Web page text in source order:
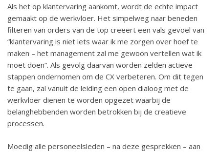
Als het op klantervaring aankomt, wordt de echte impact
gemaakt op de werkvloer. Het simpelweg naar beneden
filteren van orders van de top creëert een vals gevoel van
“klantervaring is niet iets waar ik me zorgen over hoef te
maken – het management zal me gewoon vertellen wat ik
moet doen”. Als gevolg daarvan worden zelden actieve
stappen ondernomen om de CX verbeteren. Om dit tegen
te gaan, zal vanuit de leiding een open dialoog met de
werkvloer dienen te worden opgezet waarbij de
belanghebbenden worden betrokken bij de creatieve
processen.
Moedig alle personeelsleden – na deze gesprekken – aan